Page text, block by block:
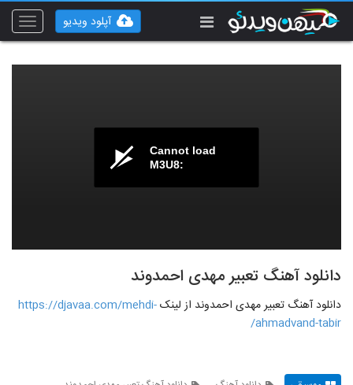
Toggle
آپلود ویدیو
Cannot load
M3U8:
دانلود آهنگ تعبیر مهدی احمدوند
دانلود آهنگ تعبیر مهدی احمدوند از لینکhttps://djavaa.com/mehdi-
ahmadvand-tabir/